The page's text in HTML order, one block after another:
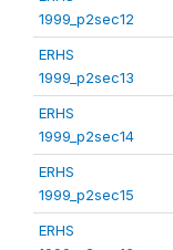
1999_p2sec12
ERHS
1999_p2sec13
ERHS
1999_p2sec14
ERHS
1999_p2sec15
ERHS